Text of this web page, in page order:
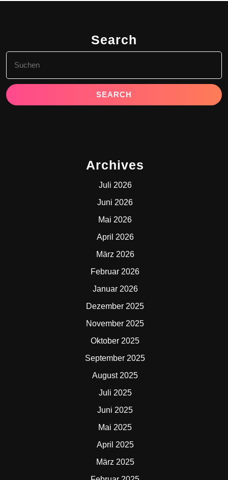
Search
for:
Archives
Juli 2026
Juni 2026
Mai 2026
April 2026
März 2026
Februar 2026
Januar 2026
Dezember 2025
November 2025
Oktober 2025
September 2025
August 2025
Juli 2025
Juni 2025
Mai 2025
April 2025
März 2025